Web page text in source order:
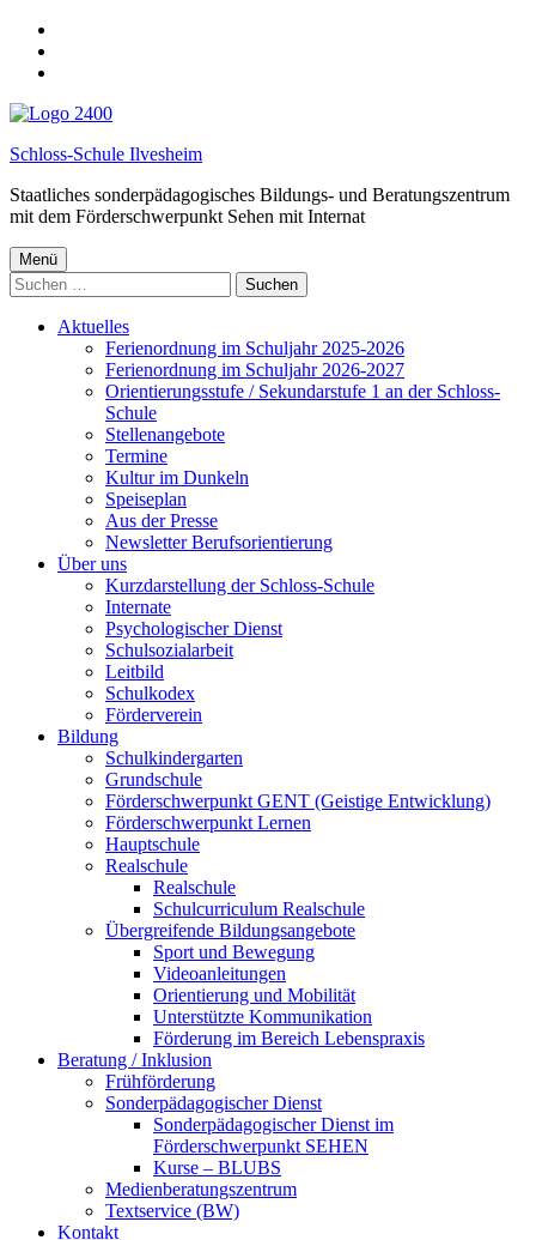
Fußzeile
Schloss-Schule Ilvesheim
Staatliches sonderpädagogisches Bildungs- und Beratungszentrum
mit dem Förderschwerpunkt Sehen mit Internat
Menü
Suchen
nach:
Aktuelles
Ferienordnung im Schuljahr 2025-2026
Ferienordnung im Schuljahr 2026-2027
Orientierungsstufe / Sekundarstufe 1 an der Schloss-
Schule
Stellenangebote
Termine
Kultur im Dunkeln
Speiseplan
Aus der Presse
Newsletter Berufsorientierung
Über uns
Kurzdarstellung der Schloss-Schule
Internate
Psychologischer Dienst
Schulsozialarbeit
Leitbild
Schulkodex
Förderverein
Bildung
Schulkindergarten
Grundschule
Förderschwerpunkt GENT (Geistige Entwicklung)
Förderschwerpunkt Lernen
Hauptschule
Realschule
Realschule
Schulcurriculum Realschule
Übergreifende Bildungsangebote
Sport und Bewegung
Videoanleitungen
Orientierung und Mobilität
Unterstützte Kommunikation
Förderung im Bereich Lebenspraxis
Beratung / Inklusion
Frühförderung
Sonderpädagogischer Dienst
Sonderpädagogischer Dienst im
Förderschwerpunkt SEHEN
Kurse – BLUBS
Medienberatungszentrum
Textservice (BW)
Kontakt